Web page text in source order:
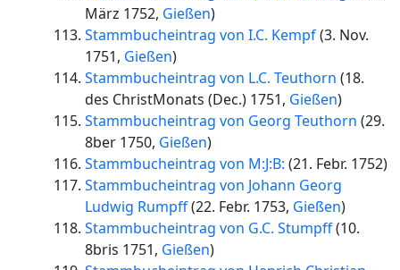
März 1752, Gießen)
Stammbucheintrag von I.C. Kempf(3. Nov.
1751, Gießen)
Stammbucheintrag von L.C. Teuthorn (18.
des ChristMonats (Dec.) 1751, Gießen)
Stammbucheintrag von Georg Teuthorn (29.
8ber 1750, Gießen)
Stammbucheintrag von M:J:B: (21. Febr. 1752)
Stammbucheintrag von Johann Georg
Ludwig Rumpff(22. Febr. 1753, Gießen)
Stammbucheintrag von G.C. Stumpff(10.
8bris 1751, Gießen)